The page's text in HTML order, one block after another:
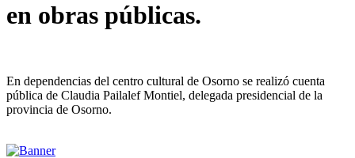
en obras públicas.
En dependencias del centro cultural de Osorno se realizó cuenta
pública de Claudia Pailalef Montiel, delegada presidencial de la
provincia de Osorno.